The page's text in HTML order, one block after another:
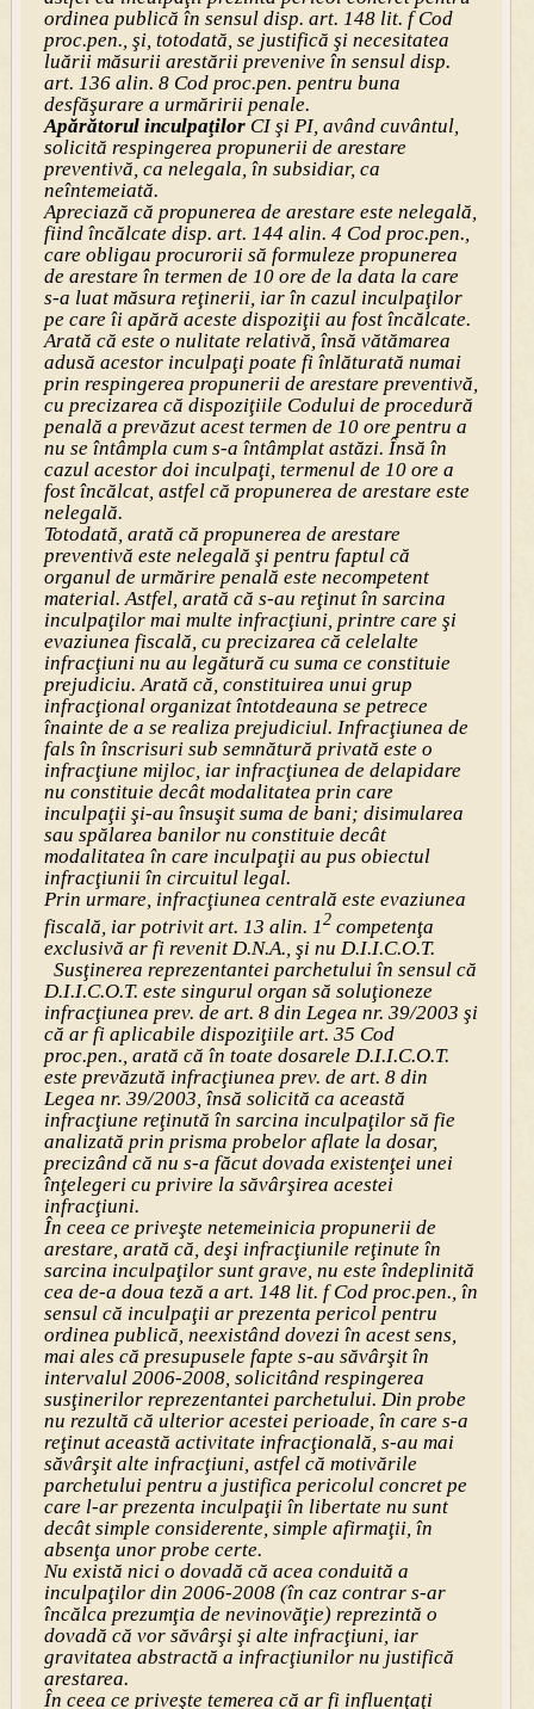
ordinea publică în sensul disp. art. 148 lit. f Cod
proc.pen., şi, totodată, se justifică şi necesitatea
luării măsurii arestării prevenive în sensul disp.
art. 136 alin. 8 Cod proc.pen. pentru buna
desfăşurare a urmăririi penale.
Apărătorul inculpaţilorCI şi PI, având cuvântul,
solicită respingerea propunerii de arestare
preventivă, ca nelegala, în subsidiar, ca
neîntemeiată.
Apreciază că propunerea de arestare este nelegală,
fiind încălcate disp. art. 144 alin. 4 Cod proc.pen.,
care obligau procurorii să formuleze propunerea
de arestare în termen de 10 ore de la data la care
s-a luat măsura reţinerii, iar în cazul inculpaţilor
pe care îi apără aceste dispoziţii au fost încălcate.
Arată că este o nulitate relativă, însă vătămarea
adusă acestor inculpaţi poate fi înlăturată numai
prin respingerea propunerii de arestare preventivă,
cu precizarea că dispoziţiile Codului de procedură
penală a prevăzut acest termen de 10 ore pentru a
nu se întâmpla cum s-a întâmplat astăzi. Însă în
cazul acestor doi inculpaţi, termenul de 10 ore a
fost încălcat, astfel că propunerea de arestare este
nelegală.
Totodată, arată că propunerea de arestare
preventivă este nelegală şi pentru faptul că
organul de urmărire penală este necompetent
material. Astfel, arată că s-au reţinut în sarcina
inculpaţilor mai multe infracţiuni, printre care şi
evaziunea fiscală, cu precizarea că celelalte
infracţiuni nu au legătură cu suma ce constituie
prejudiciu. Arată că, constituirea unui grup
infracţional organizat întotdeauna se petrece
înainte de a se realiza prejudiciul. Infracţiunea de
fals în înscrisuri sub semnătură privată este o
infracţiune mijloc, iar infracţiunea de delapidare
nu constituie decât modalitatea prin care
inculpaţii şi-au însuşit suma de bani; disimularea
sau spălarea banilor nu constituie decât
modalitatea în care inculpaţii au pus obiectul
infracţiunii în circuitul legal.
Prin urmare, infracţiunea centrală este evaziunea
fiscală, iar potrivit art. 13 alin. 12 competenţa
exclusivă ar fi revenit D.N.A., şi nu D.I.I.C.O.T.
Susţinerea reprezentantei parchetului în sensul că
D.I.I.C.O.T. este singurul organ să soluţioneze
infracţiunea prev. de art. 8 din Legea nr. 39/2003 şi
că ar fi aplicabile dispoziţiile art. 35 Cod
proc.pen., arată că în toate dosarele D.I.I.C.O.T.
este prevăzută infracţiunea prev. de art. 8 din
Legea nr. 39/2003, însă solicită ca această
infracţiune reţinută în sarcina inculpaţilor să fie
analizată prin prisma probelor aflate la dosar,
precizând că nu s-a făcut dovada existenţei unei
înţelegeri cu privire la săvârşirea acestei
infracţiuni.
În ceea ce priveşte netemeinicia propunerii de
arestare, arată că, deşi infracţiunile reţinute în
sarcina inculpaţilor sunt grave, nu este îndeplinită
cea de-a doua teză a art. 148 lit. f Cod proc.pen., în
sensul că inculpaţii ar prezenta pericol pentru
ordinea publică, neexistând dovezi în acest sens,
mai ales că presupusele fapte s-au săvârşit în
intervalul 2006-2008, solicitând respingerea
susţinerilor reprezentantei parchetului. Din probe
nu rezultă că ulterior acestei perioade, în care s-a
reţinut această activitate infracţională, s-au mai
săvârşit alte infracţiuni, astfel că motivările
parchetului pentru a justifica pericolul concret pe
care l-ar prezenta inculpaţii în libertate nu sunt
decât simple considerente, simple afirmaţii, în
absenţa unor probe certe.
Nu există nici o dovadă că acea conduită a
inculpaţilor din 2006-2008 (în caz contrar s-ar
încălca prezumţia de nevinovăţie) reprezintă o
dovadă că vor săvârşi şi alte infracţiuni, iar
gravitatea abstractă a infracţiunilor nu justifică
arestarea.
În ceea ce priveşte temerea că ar fi influenţaţi